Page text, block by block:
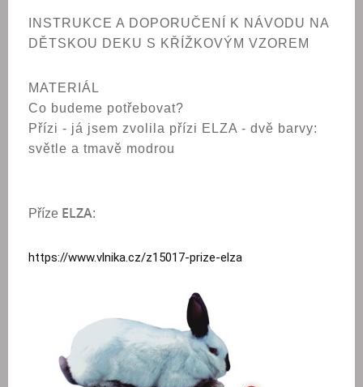
INSTRUKCE A DOPORUČENÍ K NÁVODU NA
DĚTSKOU DEKU S KŘÍŽKOVÝM VZOREM
MATERIÁL
Co budeme potřebovat?
Přízi - já jsem zvolila přízi ELZA - dvě barvy:
světle a tmavě modrou
Příze ELZA:
https://www.vlnika.cz/z15017-prize-elza